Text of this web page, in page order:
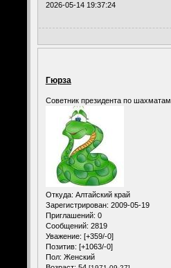
2026-05-14 19:37:24
Гюрза
Советник президента по шахматам
Откуда: Алтайский край
Зарегистрирован: 2009-05-19
Приглашений: 0
Сообщений: 2819
Уважение: [+359/-0]
Позитив: [+1063/-0]
Пол: Женский